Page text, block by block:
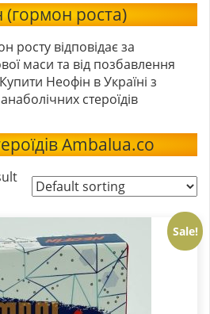
роста)
росту відповідає за
маси та від позбавлення
Неофін в Україні з
стероїдів
Ambalua.co
Sale!